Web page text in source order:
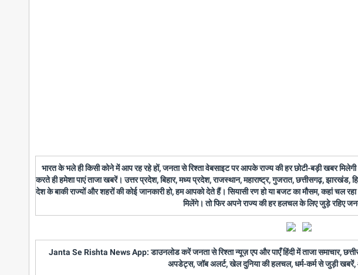
भारत के भले ही किसी कोने में आप रह रहे हों, जनता से रिश्ता वेबसाइट पर आपके राज्य की हर छोटी-बड़ी खबर
करते ही हमेशा पाएं ताजा खबरें। उत्तर प्रदेश, बिहार, मध्य प्रदेश, राजस्थान, महाराष्ट्र, गुजरात, छत्तीसगढ़,
देश के बाकी राज्यों और शहरों की कोई जानकारी हो, हम आपको देते हैं। सियासी रण हो या बजट का मौसम, कहां चल
मिलेंगे। तो फिर अपने राज्य की हर हलचल के लिए जुड़े रहिए
Janta Se Rishta News App: डाउनलोड करें जनता से रिश्ता न्यूज़ एप और पाएँ हिंदी में ताजा समाचार,
अपडेट्स, जॉब अलर्ट, खेल दुनिया की हलचल, धर्म-कर्म से जुड़ी